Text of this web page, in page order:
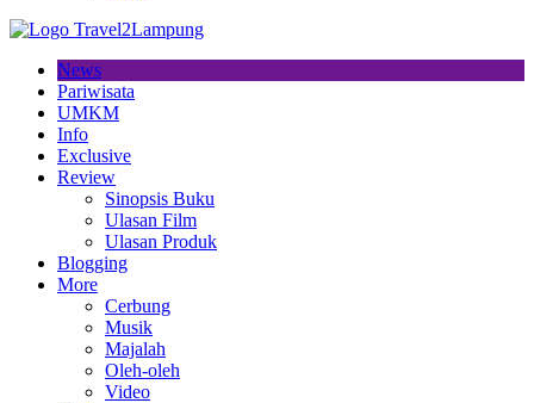
News
Pariwisata
UMKM
Info
Exclusive
Review
Sinopsis Buku
Ulasan Film
Ulasan Produk
Blogging
More
Cerbung
Musik
Majalah
Oleh-oleh
Video